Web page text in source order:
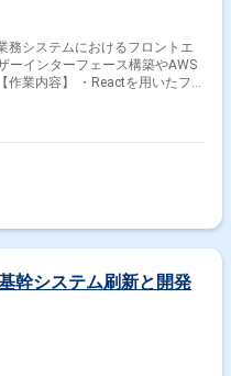
ーインターフェース構築やAWS
幹システム刷新と開発